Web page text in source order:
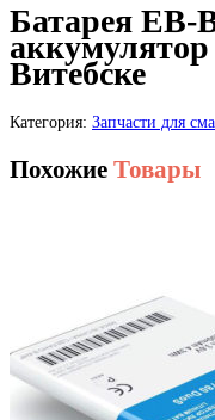
Батарея EB-
Витебске
Категория: Запчасти для
Похожие Товары